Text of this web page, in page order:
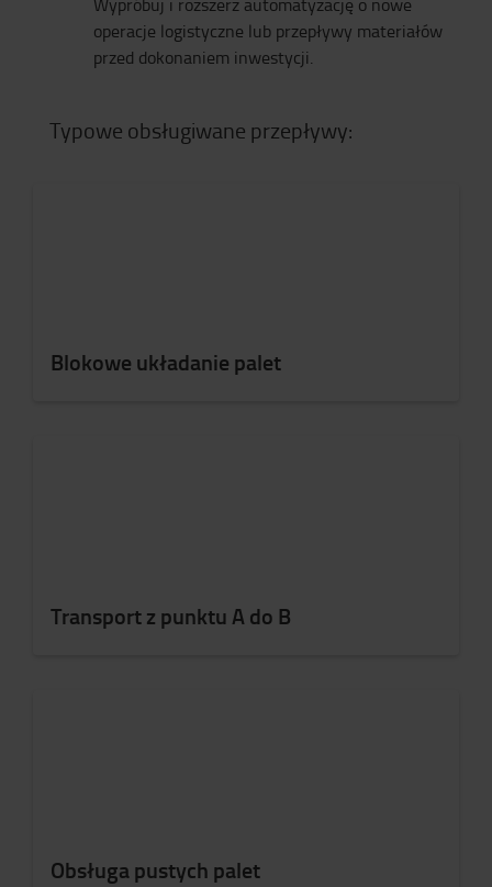
operacje logistyczne lub przepływy materiałów
przed dokonaniem inwestycji.
Typowe obsługiwane przepływy:
Blokowe układanie palet
Transport z punktu A do B
Obsługa pustych palet